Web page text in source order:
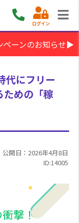
ログイン
ペーンのお知らせ▶
代にフリー
ための「稼
公開日：2026年4月8日
ID:14005